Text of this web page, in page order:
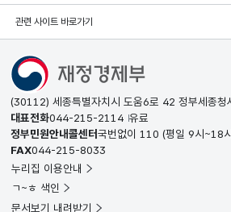
관련 사이트 바로가기
(30112) 세종특별자치시 도움6로 42 정부세종청
대표전화044-215-2114 유료
정부민원안내콜센터국번없이 110 (평일 9시~18
FAX044-215-8033
누리집 이용안내
ㄱ~ㅎ 색인
문서보기 내려받기